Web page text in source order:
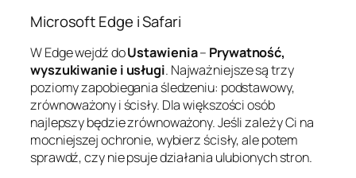
Microsoft Edge i Safari
W Edge wejdź doUstawienia– Prywatność,
wyszukiwanie i usługi. Najważniejsze są trzy
poziomy zapobiegania śledzeniu: podstawowy,
zrównoważony i ścisły. Dla większości osób
najlepszy będzie zrównoważony. Jeśli zależy Ci na
mocniejszej ochronie, wybierz ścisły, ale potem
sprawdź, czy nie psuje działania ulubionych stron.